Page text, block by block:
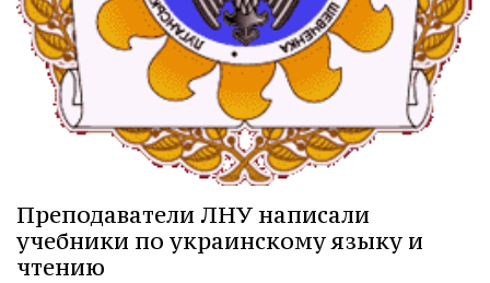
Преподаватели ЛНУ написали
учебники по украинскому языку и
чтению